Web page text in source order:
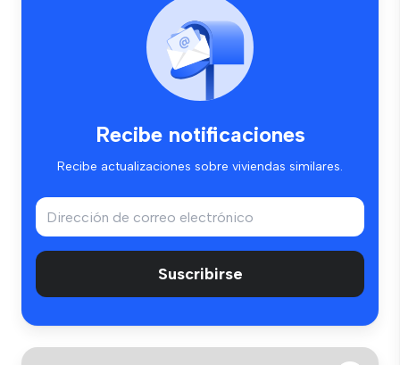
Recibe notificaciones
Recibe actualizaciones sobre viviendas similares.
Suscribirse